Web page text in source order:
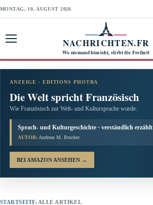
MONTAG, 10. AUGUST 2026
NACHRICHTEN.FR
Wo niemand hinsieht, stirbt die Freiheit
ANZEIGE · EDITIONS PHOTRA
Die Welt spricht Französisch
Wie Französisch zur Welt- und Kultursprache wurde.
Sprach- und Kulturgeschichte · verständlich erzählt
AUTOR: Andreas M. Brucker
BEI AMAZON ANSEHEN →
STARTSEITE› ALLE ARTIKEL